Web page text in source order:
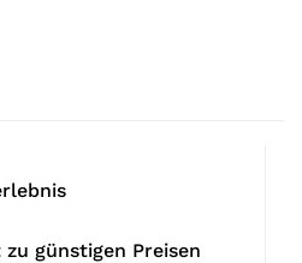
günstigen Preisen